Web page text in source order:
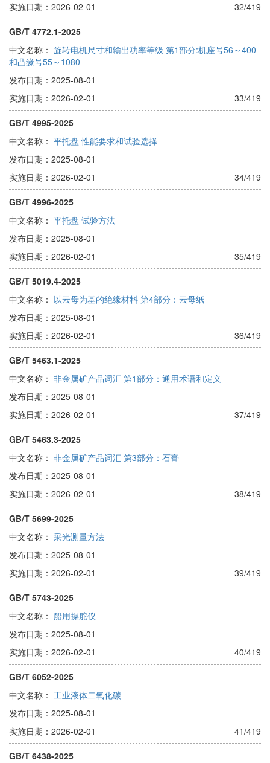
实施日期：2026-02-01
32/419
GB/T 4772.1-2025
中文名称： 旋转电机尺寸和输出功率等级 第1部分:机座号56～400
和凸缘号55～1080
发布日期：2025-08-01
实施日期：2026-02-01
33/419
GB/T 4995-2025
中文名称： 平托盘 性能要求和试验选择
发布日期：2025-08-01
实施日期：2026-02-01
34/419
GB/T 4996-2025
中文名称： 平托盘 试验方法
发布日期：2025-08-01
实施日期：2026-02-01
35/419
GB/T 5019.4-2025
中文名称： 以云母为基的绝缘材料 第4部分：云母纸
发布日期：2025-08-01
实施日期：2026-02-01
36/419
GB/T 5463.1-2025
中文名称： 非金属矿产品词汇 第1部分：通用术语和定义
发布日期：2025-08-01
实施日期：2026-02-01
37/419
GB/T 5463.3-2025
中文名称： 非金属矿产品词汇 第3部分：石膏
发布日期：2025-08-01
实施日期：2026-02-01
38/419
GB/T 5699-2025
中文名称： 采光测量方法
发布日期：2025-08-01
实施日期：2026-02-01
39/419
GB/T 5743-2025
中文名称： 船用操舵仪
发布日期：2025-08-01
实施日期：2026-02-01
40/419
GB/T 6052-2025
中文名称： 工业液体二氧化碳
发布日期：2025-08-01
实施日期：2026-02-01
41/419
GB/T 6438-2025